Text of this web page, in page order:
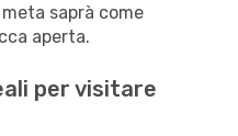
saprà come
aperta.
per visitare